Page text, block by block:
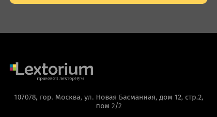
107078, гор. Москва, ул. Новая Басманная, дом 12, стр.2,
пом 2/2